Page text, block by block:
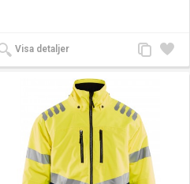
Visa detaljer
Lägg
till i
Lägg
till